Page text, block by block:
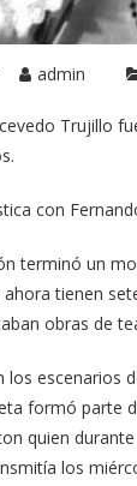
admin
Trujillo
con
terminó un
tienen
obras de
los
formó parte
quien
los